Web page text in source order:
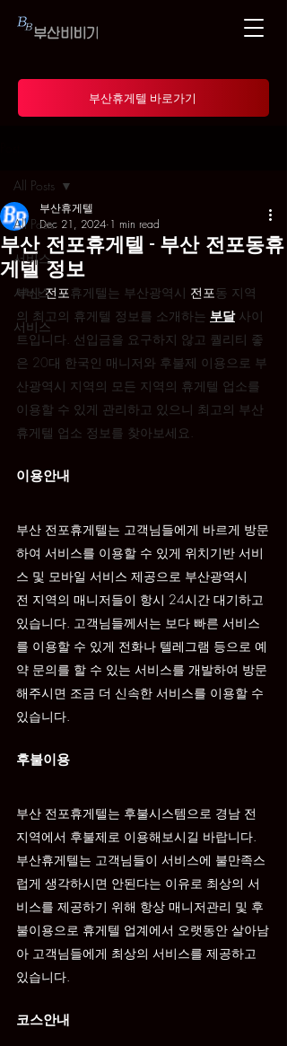
부산휴게텔 바로가기
All Posts
서비스
서비스
서비스
All Posts
부산 전포휴게텔 - 부산 전포동휴
게텔 정보
부산휴게텔
Dec 21, 2024 1 min read
부산 전포휴게텔는 부산광역시 전포동 지역
의 최고의 휴게텔 정보를 소개하는 부달 사이
트입니다. 선입금을 요구하지 않고 퀄리티 좋
은 20대 한국인 매니저와 후불제 이용으로 부
산광역시 지역의 모든 지역의 휴게텔 업소를
이용할 수 있게 관리하고 있으니 최고의 부산
휴게텔 업소 정보를 찾아보세요.
이용안내
부산 전포휴게텔는 고객님들에게 바르게 방문
하여 서비스를 이용할 수 있게 위치기반 서비
스 및 모바일 서비스 제공으로 부산광역시
전 지역의 매니저들이 항시 24시간 대기하고
있습니다. 고객님들께서는 보다 빠른 서비스
를 이용할 수 있게 전화나 텔레그램 등으로 예
약 문의를 할 수 있는 서비스를 개발하여 방문
해주시면 조금 더 신속한 서비스를 이용할 수
있습니다.
후불이용
부산 전포휴게텔는 후불시스템으로 경남 전
지역에서 후불제로 이용해보시길 바랍니다.
부산휴게텔는 고객님들이 서비스에 불만족스
럽게 생각하시면 안된다는 이유로 최상의 서
비스를 제공하기 위해 항상 매니저관리 및 후
불이용으로 휴게텔 업계에서 오랫동안 살아남
아 고객님들에게 최상의 서비스를 제공하고
있습니다.
코스안내